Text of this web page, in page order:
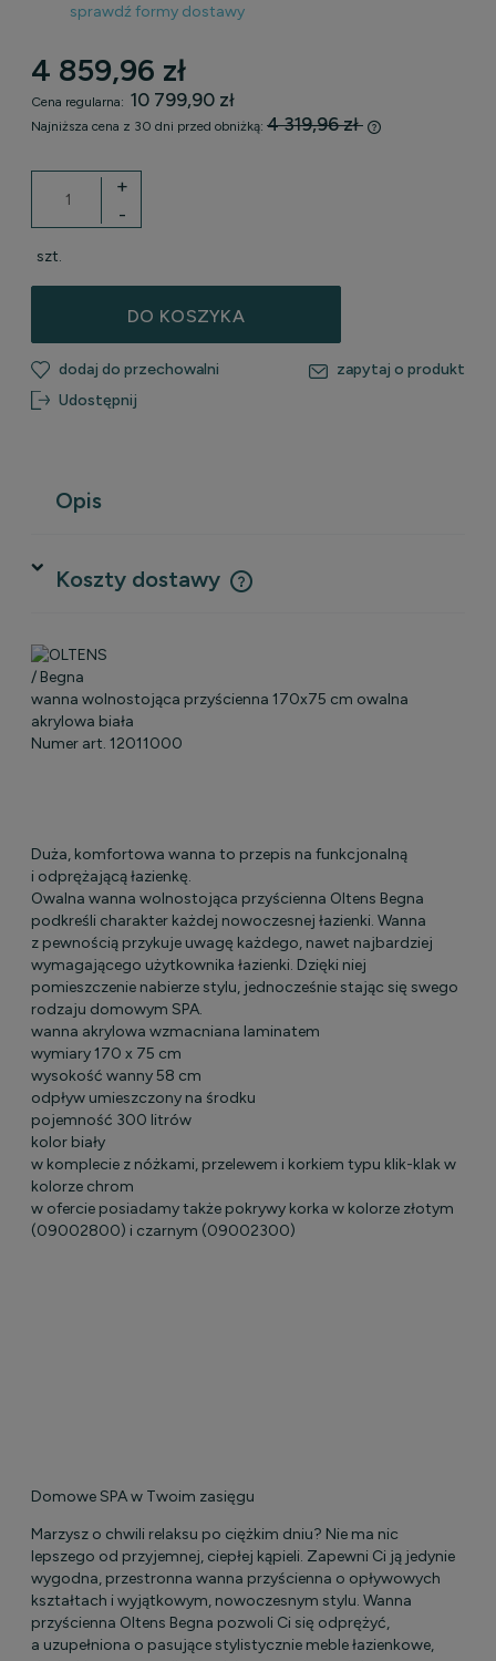
Cena nie zawiera ewentualnych kosztów płatności
sprawdź formy dostawy
4 859,96 zł
Cena regularna: 10 799,90 zł
Najniższa cena z 30 dni przed obniżką: 4 319,96 zł
-
+
szt.
DO KOSZYKA
dodaj do przechowalni
zapytaj o produkt
Udostępnij
Opis
Koszty dostawy
Cena nie zawiera ewentualnych kosztów płatności
/ Begna
wanna wolnostojąca przyścienna 170x75 cm owalna
akrylowa biała
Numer art. 12011000
Duża, komfortowa wanna to przepis na funkcjonalną
i odprężającą łazienkę.
Owalna wanna wolnostojąca przyścienna Oltens Begna
podkreśli charakter każdej nowoczesnej łazienki. Wanna
z pewnością przykuje uwagę każdego, nawet najbardziej
wymagającego użytkownika łazienki. Dzięki niej
pomieszczenie nabierze stylu, jednocześnie stając się swego
rodzaju domowym SPA.
wanna akrylowa wzmacniana laminatem
wymiary 170 x 75 cm
wysokość wanny 58 cm
odpływ umieszczony na środku
pojemność 300 litrów
kolor biały
w komplecie z nóżkami, przelewem i korkiem typu klik-klak w
kolorze chrom
w ofercie posiadamy także pokrywy korka w kolorze złotym
(09002800) i czarnym (09002300)
Domowe SPA w Twoim zasięgu
Marzysz o chwili relaksu po ciężkim dniu? Nie ma nic
lepszego od przyjemnej, ciepłej kąpieli. Zapewni Ci ją jedynie
wygodna, przestronna wanna przyścienna o opływowych
kształtach i wyjątkowym, nowoczesnym stylu. Wanna
przyścienna Oltens Begna pozwoli Ci się odprężyć,
a uzupełniona o pasujące stylistycznie meble łazienkowe,